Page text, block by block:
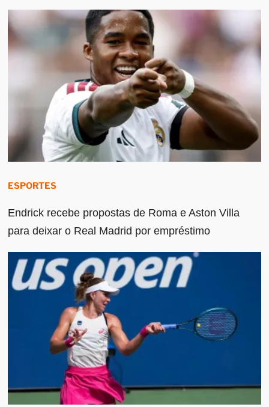
ESPORTES
Endrick recebe propostas de Roma e Aston Villa
para deixar o Real Madrid por empréstimo